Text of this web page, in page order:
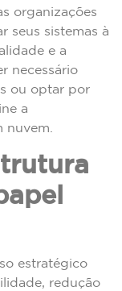
organizações
seus sistemas à
e a
necessário
ou optar por
a
nuvem.
estratégico
redução